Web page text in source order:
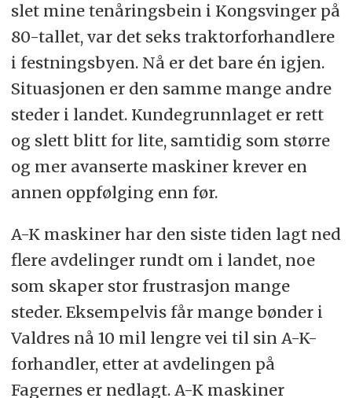
slet mine tenåringsbein i Kongsvinger på
80-tallet, var det seks traktorforhandlere
i festningsbyen. Nå er det bare én igjen.
Situasjonen er den samme mange andre
steder i landet. Kundegrunnlaget er rett
og slett blitt for lite, samtidig som større
og mer avanserte maskiner krever en
annen oppfølging enn før.
A-K maskiner har den siste tiden lagt ned
flere avdelinger rundt om i landet, noe
som skaper stor frustrasjon mange
steder. Eksempelvis får mange bønder i
Valdres nå 10 mil lengre vei til sin A-K-
forhandler, etter at avdelingen på
Fagernes er nedlagt. A-K maskiner